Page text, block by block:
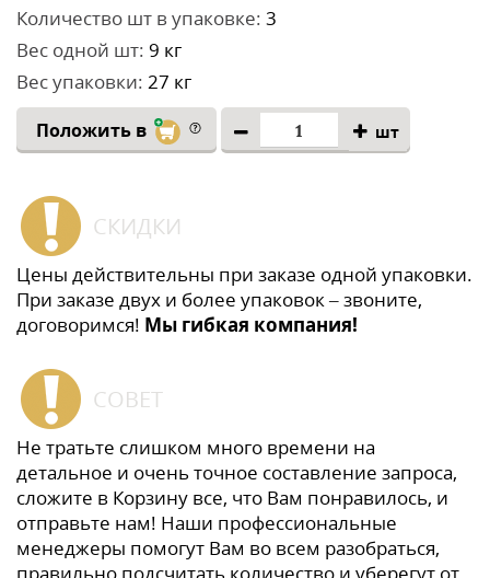
Количество шт в упаковке: 3
Вес одной шт: 9 кг
Вес упаковки: 27 кг
Положить в шт
СКИДКИ
Цены действительны при заказе одной упаковки.
При заказе двух и более упаковок – звоните,
договоримся! Мы гибкая компания!
СОВЕТ
Не тратьте слишком много времени на
детальное и очень точное составление запроса,
сложите в Корзину все, что Вам понравилось, и
отправьте нам! Наши профессиональные
менеджеры помогут Вам во всем разобраться,